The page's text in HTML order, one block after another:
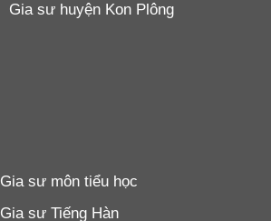
Gia sư huyện Kon Plông
Gia sư môn tiểu học
Gia sư Tiếng Hàn